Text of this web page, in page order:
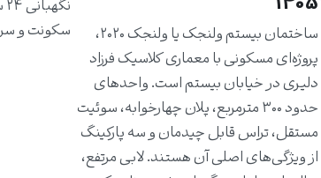
ساختمان بیستم ولنجک یا ولنجک ۲۰۲۰،
پروژه‌ای مسکونی با معماری کلاسیک فرزاد
دلیری در خیابان بیستم است. واحدهای
حدود ۳۰۰ مترمربع، پلان چهارخوابه، سوئیت
مستقل، تراس قابل چیدمان و سه پارکینگ
از ویژگی‌های اصلی آن هستند. لابی مرتفع،
سکونت و